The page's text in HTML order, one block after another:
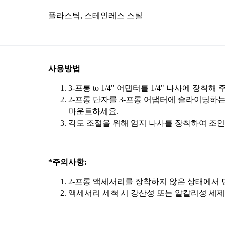
플라스틱, 스테인레스 스틸
사용방법
3-프롱 to 1/4" 어댑터를 1/4" 나사에 장착해
2-프롱 단자를 3-프롱 어댑터에 슬라이딩하
마운트하세요.
각도 조절을 위해 엄지 나사를 장착하여 조
*주의사항:
2-프롱 액세서리를 장착하지 않은 상태에서
액세서리 세척 시 강산성 또는 알칼리성 세